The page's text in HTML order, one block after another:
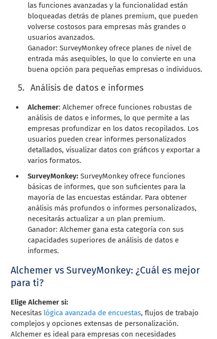
las funciones avanzadas y la funcionalidad están
bloqueadas detrás de planes premium, que pueden
volverse costosos para empresas más grandes o
usuarios avanzados.
Ganador: SurveyMonkey ofrece planes de nivel de
entrada más asequibles, lo que lo convierte en una
buena opción para pequeñas empresas o individuos.
Análisis de datos e informes
Alchemer: Alchemer ofrece funciones robustas de
análisis de datos e informes, lo que permite a las
empresas profundizar en los datos recopilados. Los
usuarios pueden crear informes personalizados
detallados, visualizar datos con gráficos y exportar a
varios formatos.
SurveyMonkey: SurveyMonkey ofrece funciones
básicas de informes, que son suficientes para la
mayoría de las encuestas estándar. Para obtener
análisis más profundos o informes personalizados,
necesitarás actualizar a un plan premium.
Ganador: Alchemer gana esta categoría con sus
capacidades superiores de análisis de datos e
informes.
Alchemer vs SurveyMonkey: ¿Cuál es mejor
para ti?
Elige Alchemer si:
Necesitas lógica avanzada de encuestas, flujos de trabajo
complejos y opciones extensas de personalización.
Alchemer es ideal para empresas con necesidades